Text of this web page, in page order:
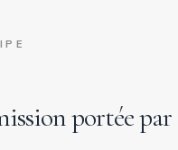
portée par